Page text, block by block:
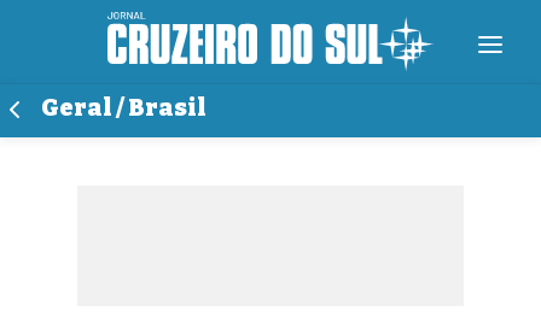
Geral / Brasil